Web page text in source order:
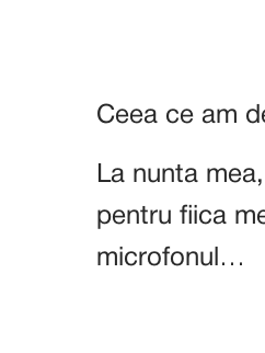
Ceea ce am
La nunta
pentru fiica
microfonul…